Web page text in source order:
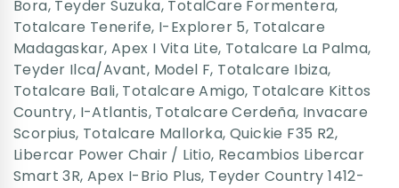
Bora, Teyder Suzuka, TotalCare Formentera,
Totalcare Tenerife, I-Explorer 5, Totalcare
Madagaskar, Apex I Vita Lite, Totalcare La Palma,
Teyder Ilca/Avant, Model F, Totalcare Ibiza,
Totalcare Bali, Totalcare Amigo, Totalcare Kittos
Country, I-Atlantis, Totalcare Cerdeña, Invacare
Scorpius, Totalcare Mallorka,Quickie F35 R2,
Libercar Power Chair / Litio, Recambios Libercar
Smart 3R,Apex I-Brio Plus, Teyder Country 1412-